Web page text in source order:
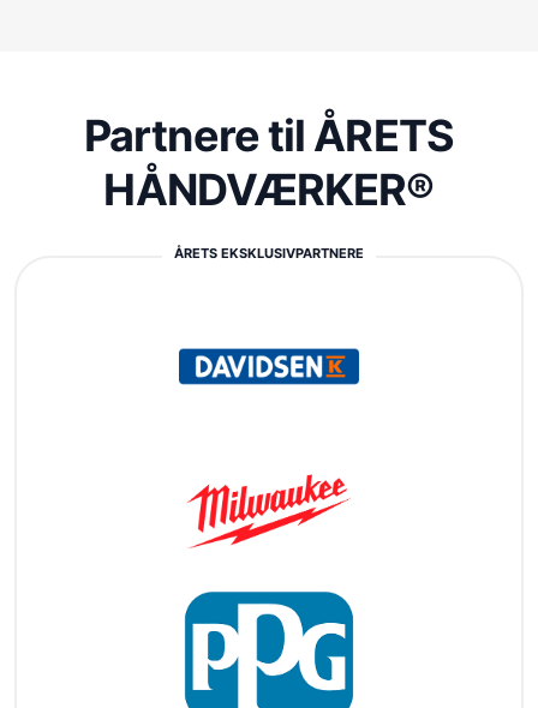
Partnere til ÅRETS
HÅNDVÆRKER®
ÅRETS EKSKLUSIVPARTNERE